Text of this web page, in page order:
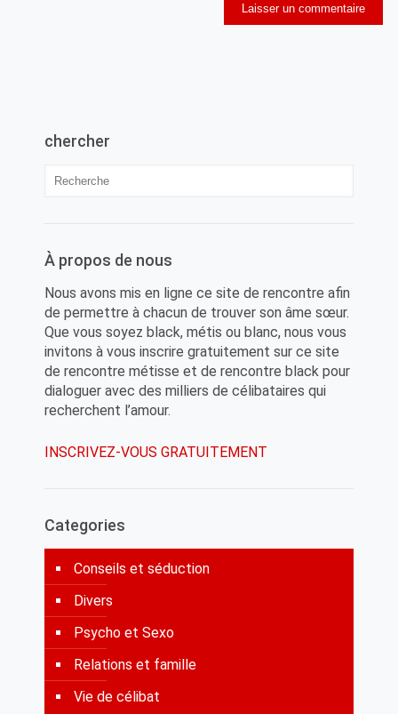
chercher
À propos de nous
Nous avons mis en ligne ce site de rencontre afin
de permettre à chacun de trouver son âme sœur.
Que vous soyez black, métis ou blanc, nous vous
invitons à vous inscrire gratuitement sur ce site
de rencontre métisse et de rencontre black pour
dialoguer avec des milliers de célibataires qui
recherchent l’amour.
INSCRIVEZ-VOUS GRATUITEMENT
Categories
Conseils et séduction
Divers
Psycho et Sexo
Relations et famille
Vie de célibat